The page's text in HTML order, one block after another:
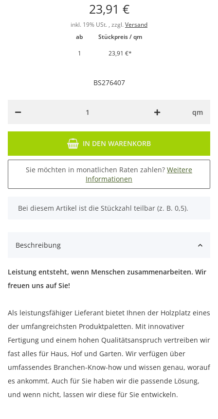
23,91 €
inkl. 19% USt. , zzgl. Versand
ab
Stückpreis / qm
1
23,91 €*
BS276407
qm
IN DEN WARENKORB
Sie möchten in monatlichen Raten zahlen? Weitere
Informationen
x
Bei diesem Artikel ist die Stückzahl teilbar (z. B. 0,5).
Beschreibung
Leistung entsteht, wenn Menschen zusammenarbeiten. Wir
freuen uns auf Sie!
Als leistungsfähiger Lieferant bietet Ihnen der Holzplatz eines
der umfangreichsten Produktpaletten. Mit innovativer
Fertigung und einem hohen Qualitätsanspruch vertreiben wir
fast alles für Haus, Hof und Garten. Wir verfügen über
umfassendes Branchen-Know-how und wissen genau, worauf
es ankommt. Auch für Sie haben wir die passende Lösung,
und wenn nicht, lassen wir diese für Sie entwickeln.